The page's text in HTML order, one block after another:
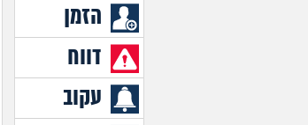
הזמן
דווח
עקוב